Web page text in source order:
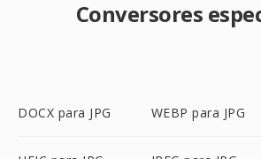
Conversores
DOCX para JPG WEBP para JPG